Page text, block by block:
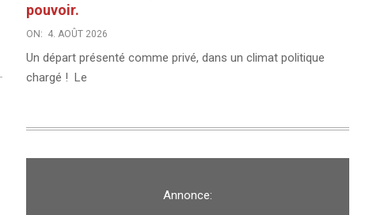
pouvoir.
ON: 4. AOÛT 2026
Un départ présenté comme privé, dans un climat politique
chargé ! Le
Annonce: